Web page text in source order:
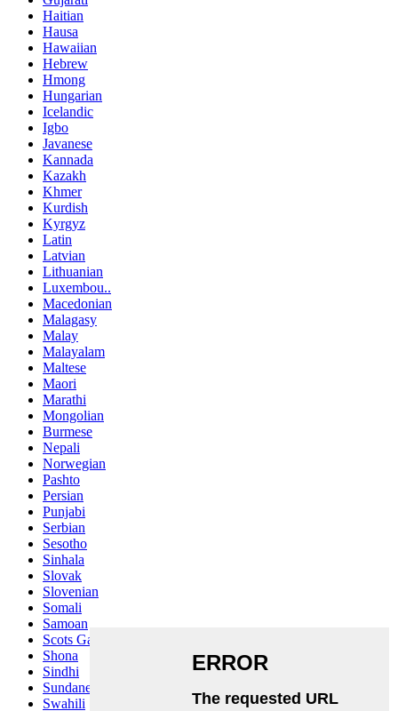
Haitian
Hausa
Hawaiian
Hebrew
Hmong
Hungarian
Icelandic
Igbo
Javanese
Kannada
Kazakh
Khmer
Kurdish
Kyrgyz
Latin
Latvian
Lithuanian
Luxembou..
Macedonian
Malagasy
Malay
Malayalam
Maltese
Maori
Marathi
Mongolian
Burmese
Nepali
Norwegian
Pashto
Persian
Punjabi
Serbian
Sesotho
Sinhala
Slovak
Slovenian
Somali
Samoan
Scots Gaelic
Shona
Sindhi
Sundanese
Swahili